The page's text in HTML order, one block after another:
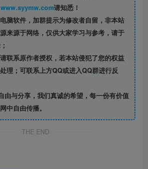
丨 www.syymw.com请知悉！
脑软件，加群提示为修改者自留， 非本站
来源于网络，仅供大家学习与参考，请于
联系原作者授权，若本站侵犯了您的权益
理；可联系上方QQ或进入QQ群进行反
由与分享，我们真诚的希望，每一份有价值
中自由传播。
THE END